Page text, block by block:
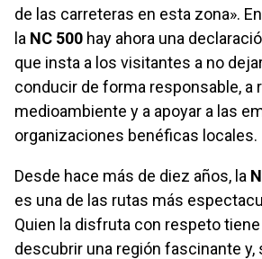
de las carreteras en esta zona».
la NC 500 hay ahora una
que insta a los visitantes a no
conducir de forma responsable, a
medioambiente y a apoyar a las
organizaciones benéficas locales.
Desde hace más de diez años, la
es una de las rutas más
Quien la disfruta con respeto
descubrir una región fascinante y,